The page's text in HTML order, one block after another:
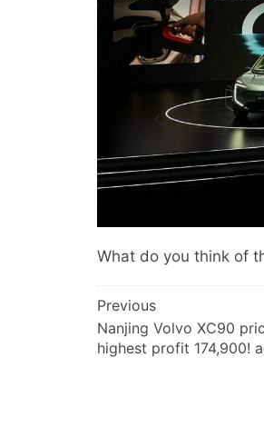
What do you think of
文
章
导
Previous
Nanjing Volvo XC90
highest profit 174,900!